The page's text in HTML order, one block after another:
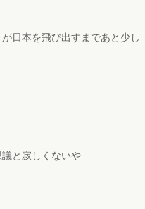
日本を飛び出すまであと少し
と寂しくないや